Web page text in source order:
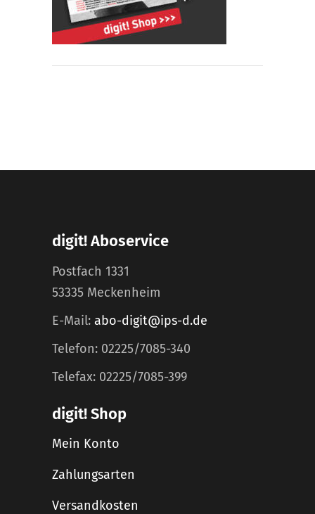
digit! Aboservice
Postfach 1331
53335 Meckenheim
E-Mail: abo-digit@ips-d.de
Telefon: 02225/7085-340
Telefax: 02225/7085-399
digit! Shop
Mein Konto
Zahlungsarten
Versandkosten